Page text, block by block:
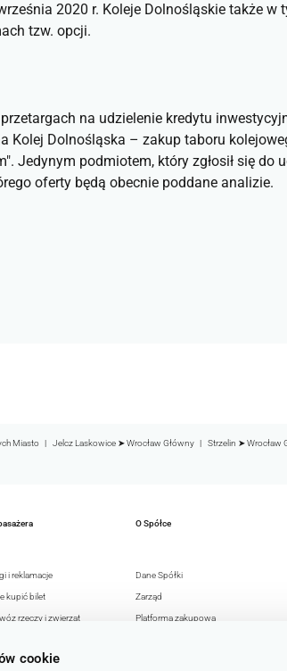
cookie
2020 r. Koleje Dolnośląskie także
tzw. opcji.
na udzielenie kredytu
Kolej Dolnośląska – zakup taboru
Jedynym podmiotem, który zgłosił się do
oferty będą obecnie poddane analizie.
Miasto Jelcz Laskowice ➤ Wrocław Główny Strzelin ➤ Wrocław
i reklamacje
kupić bilet
rzeczy i zwierząt
O Spółce
Dane Spółki
Zarząd
Platforma zakupowa